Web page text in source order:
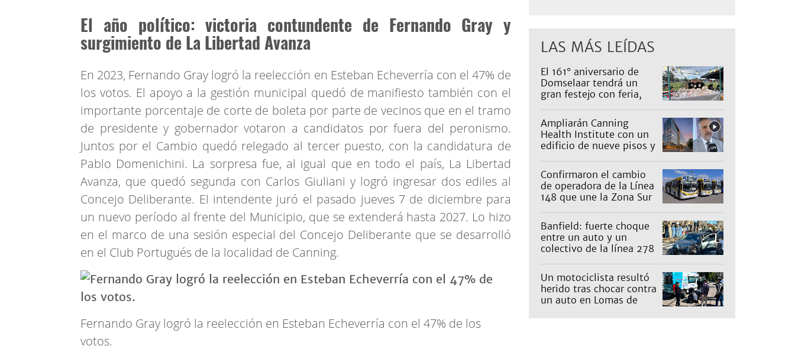
El año político: victoria contundente de Fernando Gray y
surgimiento de La Libertad Avanza
En 2023, Fernando Gray logró la reelección en Esteban Echeverría con el 47% de
los votos. El apoyo a la gestión municipal quedó de manifiesto también con el
importante porcentaje de corte de boleta por parte de vecinos que en el tramo
de presidente y gobernador votaron a candidatos por fuera del peronismo.
Juntos por el Cambio quedó relegado al tercer puesto, con la candidatura de
Pablo Domenichini. La sorpresa fue, al igual que en todo el país, La Libertad
Avanza, que quedó segunda con Carlos Giuliani y logró ingresar dos ediles al
Concejo Deliberante. El intendente juró el pasado jueves 7 de diciembre para
un nuevo período al frente del Municipio, que se extenderá hasta 2027. Lo hizo
en el marco de una sesión especial del Concejo Deliberante que se desarrolló
en el Club Portugués de la localidad de Canning.
Fernando Gray logró la reelección en Esteban Echeverría con el 47% de los
votos.
LAS MÁS LEÍDAS
El 161° aniversario de
Domselaar tendrá un
gran festejo con feria,
propuestas para niños
Ampliarán Canning
Health Institute con un
edificio de nueve pisos y
millones
Confirmaron el cambio
de operadora de la Línea
148 que une la Zona Sur
los recorridos
Banfield: fuerte choque
entre un auto y un
colectivo de la línea 278
Un motociclista resultó
herido tras chocar contra
un auto en Lomas de